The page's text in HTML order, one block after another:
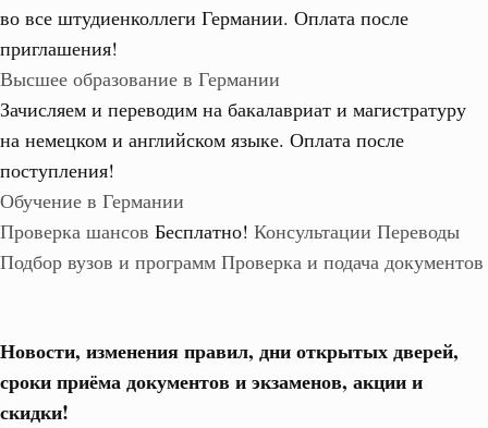
во все штудиенколлеги Германии. Оплата после
приглашения!
Высшее образование в Германии
Зачисляем и переводим на бакалавриат и магистратуру
на немецком и английском языке. Оплата после
поступления!
Обучение в Германии
Проверка шансов Бесплатно! Консультации Переводы
Подбор вузов и программ Проверка и подача документов
Новости, изменения правил, дни открытых дверей,
сроки приёма документов и экзаменов, акции и
скидки!